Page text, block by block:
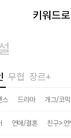
키워드
무협 장르+
스 드라마 개그/코믹
연애/결혼 친구>연